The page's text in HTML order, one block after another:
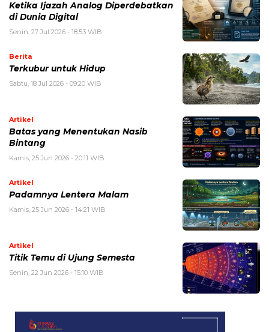
Ketika Ijazah Analog Diperdebatkan
di Dunia Digital
Senin, 27 Jul 2026 - 18:53 WIB
Berita
Terkubur untuk Hidup
Sabtu, 18 Jul 2026 - 09:20 WIB
Artikel
Batas yang Menentukan Nasib
Bintang
Kamis, 25 Jun 2026 - 20:11 WIB
Artikel
Padamnya Lentera Malam
Kamis, 25 Jun 2026 - 14:21 WIB
Artikel
Titik Temu di Ujung Semesta
Senin, 22 Jun 2026 - 15:10 WIB